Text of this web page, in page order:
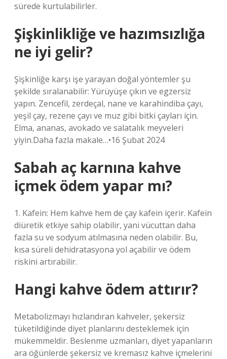
sürede kurtulabilirler.
Şişkinlikliğe ve hazımsızlığa
ne iyi gelir?
Şişkinliğe karşı işe yarayan doğal yöntemler şu
şekilde sıralanabilir: Yürüyüşe çıkın ve egzersiz
yapın. Zencefil, zerdeçal, nane ve karahindiba çayı,
yeşil çay, rezene çayı ve muz gibi bitki çayları için.
Elma, ananas, avokado ve salatalık meyveleri
yiyin.Daha fazla makale…•16 Şubat 2024
Sabah aç karnına kahve
içmek ödem yapar mı?
1. Kafein: Hem kahve hem de çay kafein içerir. Kafein
diüretik etkiye sahip olabilir, yani vücuttan daha
fazla su ve sodyum atılmasına neden olabilir. Bu,
kısa süreli dehidratasyona yol açabilir ve ödem
riskini artırabilir.
Hangi kahve ödem attırır?
Metabolizmayı hızlandıran kahveler, şekersiz
tüketildiğinde diyet planlarını desteklemek için
mükemmeldir. Beslenme uzmanları, diyet yapanların
ara öğünlerde şekersiz ve kremasız kahve içmelerini